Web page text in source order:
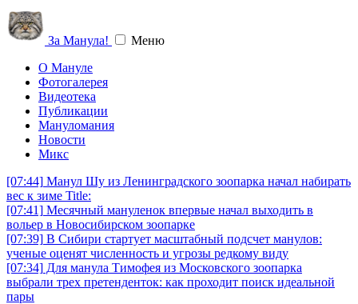
За Манула!
Меню
О Мануле
Фотогалерея
Видеотека
Публикации
Мануломания
Новости
Микс
[07:44] Манул Шу из Ленинградского зоопарка начал набирать
вес к зиме Title:
[07:41] Месячный мануленок впервые начал выходить в
вольер в Новосибирском зоопарке
[07:39] В Сибири стартует масштабный подсчет манулов:
ученые оценят численность и угрозы редкому виду
[07:34] Для манула Тимофея из Московского зоопарка
выбрали трех претенденток: как проходит поиск идеальной
пары